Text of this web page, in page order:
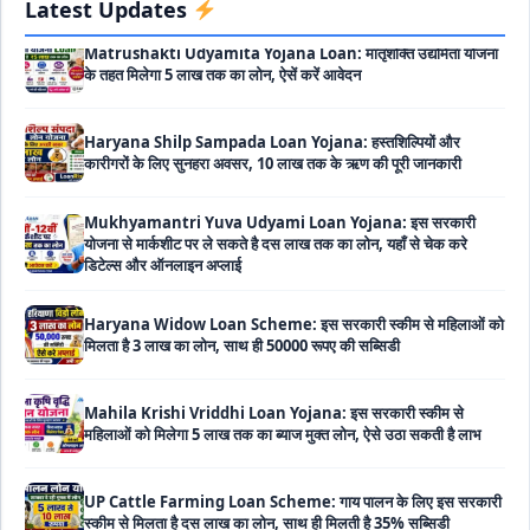
Latest Updates
के तहत मिलेगा 5 लाख तक का लोन, ऐसें करें आवेदन
Haryana Shilp Sampada Loan Yojana: हस्तशिल्पियों और
Mukhyamantri Yuva Udyami Loan Yojana: इस सरकारी
योजना से मार्कशीट पर ले सकते है दस लाख तक का लोन, यहाँ से चेक करे
Haryana Widow Loan Scheme: इस सरकारी स्कीम से महिलाओं को
मिलता है 3 लाख का लोन, साथ ही 50000 रूपए की सब्सिडी
Mahila Krishi Vriddhi Loan Yojana: इस सरकारी स्कीम से
UP Cattle Farming Loan Scheme: गाय पालन के लिए इस सरकारी
EShram Card Loan Yojana: इस सरकारी स्कीम से मजदूरों को मिलता